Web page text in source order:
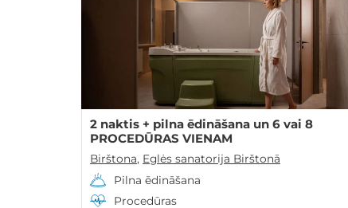
2 naktis + pilna ēdināšana un 6 vai 8
PROCEDŪRAS VIENAM
Birštona, Eglės sanatorija Birštonā
Pilna ēdināšana
Procedūras